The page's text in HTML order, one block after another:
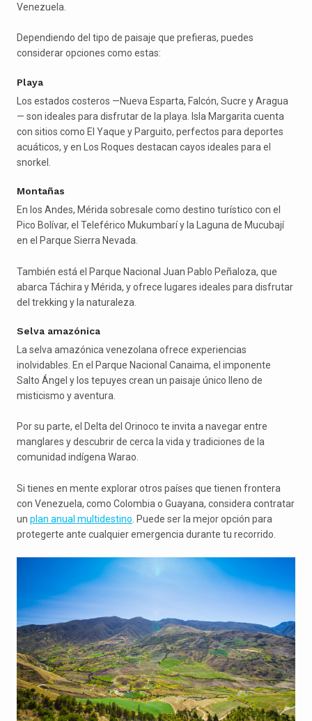
Venezuela.
Dependiendo del tipo de paisaje que prefieras, puedes
considerar opciones como estas:
Playa
Los estados costeros —Nueva Esparta, Falcón, Sucre y Aragua
— son ideales para disfrutar de la playa. Isla Margarita cuenta
con sitios como El Yaque y Parguito, perfectos para deportes
acuáticos, y en Los Roques destacan cayos ideales para el
snorkel.
Montañas
En los Andes, Mérida sobresale como destino turístico con el
Pico Bolívar, el Teleférico Mukumbarí y la Laguna de Mucubají
en el Parque Sierra Nevada.
También está el Parque Nacional Juan Pablo Peñaloza, que
abarca Táchira y Mérida, y ofrece lugares ideales para disfrutar
del trekking y la naturaleza.
Selva amazónica
La selva amazónica venezolana ofrece experiencias
inolvidables. En el Parque Nacional Canaima, el imponente
Salto Ángel y los tepuyes crean un paisaje único lleno de
misticismo y aventura.
Por su parte, el Delta del Orinoco te invita a navegar entre
manglares y descubrir de cerca la vida y tradiciones de la
comunidad indígena Warao.
Si tienes en mente explorar otros países que tienen frontera
con Venezuela, como Colombia o Guayana, considera contratar
un plan anual multidestino . Puede ser la mejor opción para
protegerte ante cualquier emergencia durante tu recorrido.